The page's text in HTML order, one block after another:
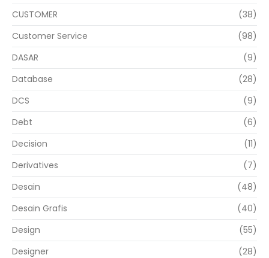
CUSTOMER
(38)
Customer Service
(98)
DASAR
(9)
Database
(28)
DCS
(9)
Debt
(6)
Decision
(11)
Derivatives
(7)
Desain
(48)
Desain Grafis
(40)
Design
(55)
Designer
(28)